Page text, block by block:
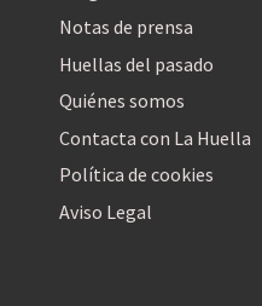
Notas de prensa
Huellas del pasado
Quiénes somos
Contacta con La Huella
Política de cookies
Aviso Legal